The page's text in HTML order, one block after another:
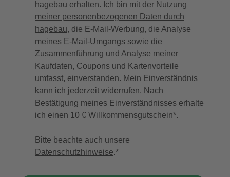
hagebau erhalten. Ich bin mit der Nutzung
meiner personenbezogenen Daten durch
hagebau, die E-Mail-Werbung, die Analyse
meines E-Mail-Umgangs sowie die
Zusammenführung und Analyse meiner
Kaufdaten, Coupons und Kartenvorteile
umfasst, einverstanden. Mein Einverständnis
kann ich jederzeit widerrufen. Nach
Bestätigung meines Einverständnisses erhalte
ich einen 10 € Willkommensgutschein*.
Bitte beachte auch unsere
Datenschutzhinweise.